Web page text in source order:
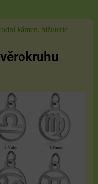
kámen, bižuterie